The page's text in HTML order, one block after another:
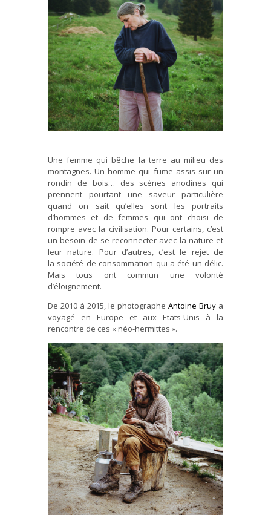
Une femme qui bêche la terre au milieu des
montagnes. Un homme qui fume assis sur un
rondin de bois… des scènes anodines qui
prennent pourtant une saveur particulière
quand on sait qu’elles sont les portraits
d’hommes et de femmes qui ont choisi de
rompre avec la civilisation. Pour certains, c’est
un besoin de se reconnecter avec la nature et
leur nature. Pour d’autres, c’est le rejet de
la société de consommation qui a été un délic.
Mais tous ont commun une volonté
d’éloignement.
De 2010 à 2015, le photographe Antoine Bruy a
voyagé en Europe et aux Etats-Unis à la
rencontre de ces « néo-hermittes ».